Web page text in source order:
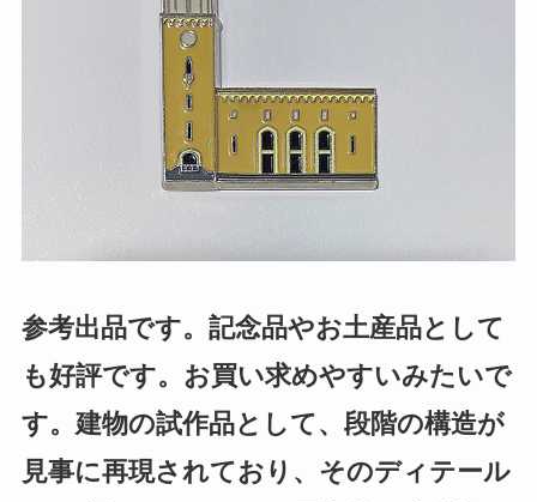
参考出品です。記念品やお土産品として
も好評です。お買い求めやすいみたいで
す。建物の試作品として、段階の構造が
見事に再現されており、そのディテール